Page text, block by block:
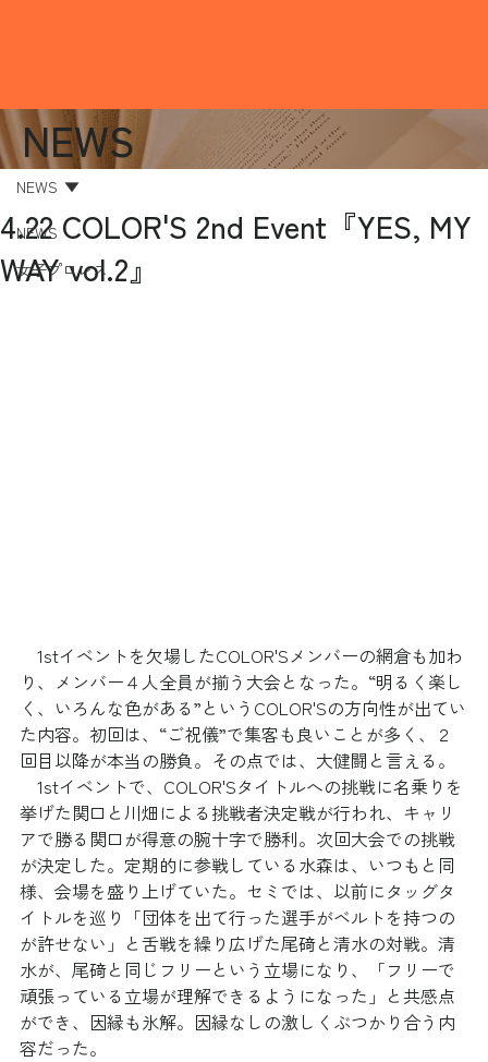
NEWS
女子プロレス
NEWS
4.22 COLOR'S 2nd Event『YES, MY
WAY vol.2』
1stイベントを欠場したCOLOR'Sメンバーの網倉も加わ
り、メンバー４人全員が揃う大会となった。“明るく楽し
く、いろんな色がある”というCOLOR'Sの方向性が出てい
た内容。初回は、“ご祝儀”で集客も良いことが多く、２
回目以降が本当の勝負。その点では、大健闘と言える。
1stイベントで、COLOR'Sタイトルへの挑戦に名乗りを
挙げた関口と川畑による挑戦者決定戦が行われ、キャリ
アで勝る関口が得意の腕十字で勝利。次回大会での挑戦
が決定した。定期的に参戦している水森は、いつもと同
様、会場を盛り上げていた。セミでは、以前にタッグタ
イトルを巡り「団体を出て行った選手がベルトを持つの
が許せない」と舌戦を繰り広げた尾𥔎と清水の対戦。清
水が、尾𥔎と同じフリーという立場になり、「フリーで
頑張っている立場が理解できるようになった」と共感点
ができ、因縁も氷解。因縁なしの激しくぶつかり合う内
容だった。
NEWS